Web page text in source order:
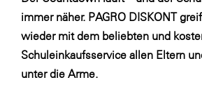
FV Energierohstoff &
Gardena
Gas Connect Austria
immer näher. PAGRO DISKONT
wieder mit dem beliebten und
Schuleinkaufsservice allen Eltern
unter die Arme.